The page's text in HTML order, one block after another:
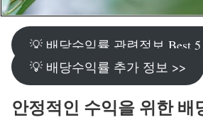
💡 배당수익률 관련정보 Best
💡 배당수익률 추가 정보 >>
안정적인 수익을 위한 배